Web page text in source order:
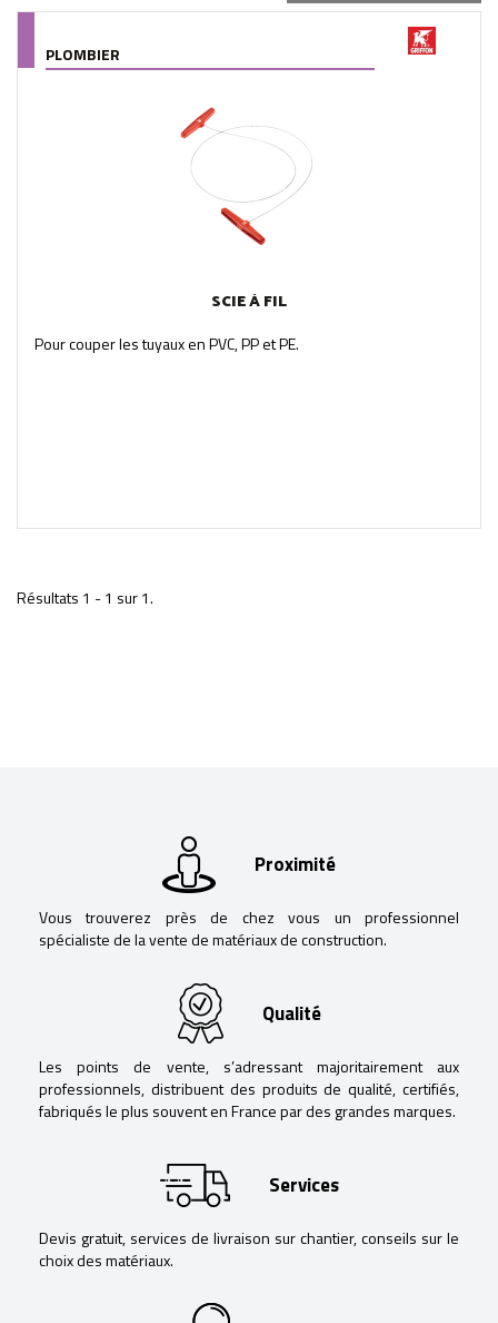
PLOMBIER
SCIE À FIL
Pour couper les tuyaux en PVC, PP et PE.
Résultats 1 - 1 sur 1.
Proximité
Vous trouverez près de chez vous un professionnel
spécialiste de la vente de matériaux de construction.
Qualité
Les points de vente, s’adressant majoritairement aux
professionnels, distribuent des produits de qualité, certifiés,
fabriqués le plus souvent en France par des grandes marques.
Services
Devis gratuit, services de livraison sur chantier, conseils sur le
choix des matériaux.